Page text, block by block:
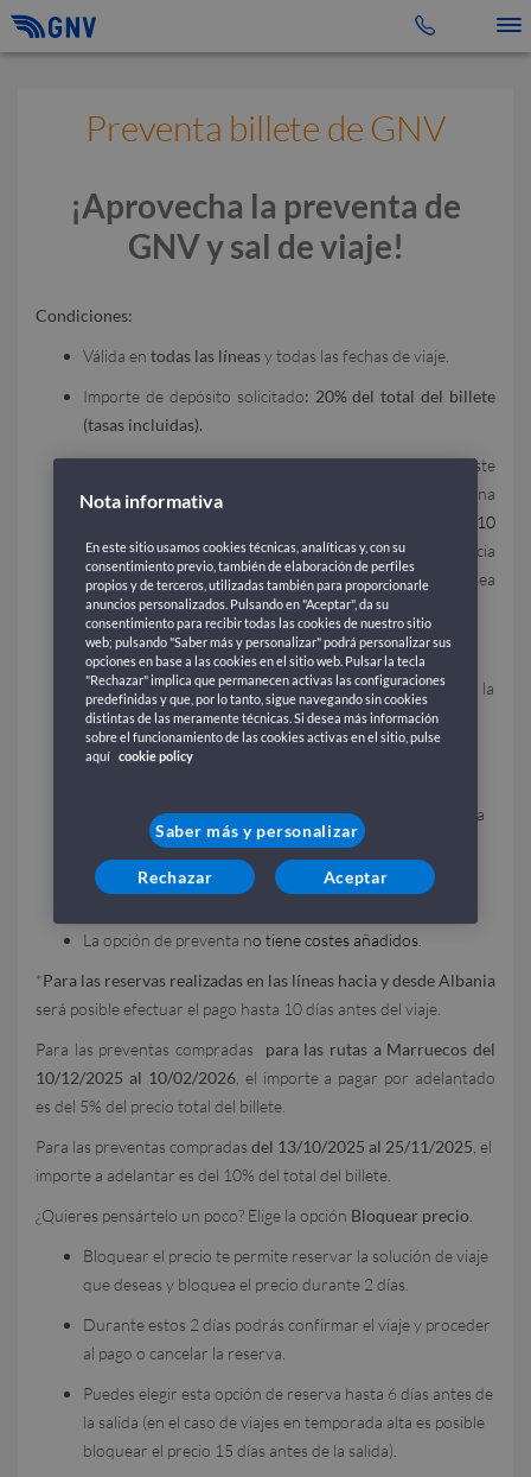
Preventa billete de GNV
¡Aprovecha la preventa de
GNV y sal de viaje!
Condiciones:
Válida en todas las líneasy todas las fechas de viaje.
Importe de depósito solicitado: 20% del total del billete
(tasas incluidas).
La opción vence30 días antes del viaje*. Dentro de este
período, el proceso debe completarse mediante una
+39 010
2094591(no se acepta PayPal), o a través de una agencia
de viajes, siempre que el 80% restante del importe sea
saldado.
El importe mínimo del anticipo es de 50 €.
Ninguna de las partes de la opción podrá modificarse en la
fase de conversión.
Una vez convertida en billete, seguirá las reglas de
Generales. Las penalizaciones por cancelación aplicadas a
los billetes adquiridos en modalidad de preventa
dependerán de las políticas vigentes en el momento del
saldo y, por tanto, de la conversión en billete definitivo.
La opción de preventa no tiene costes añadidos.
*Para las reservas realizadas en las líneas hacia y desde Albania
será posible efectuar el pago hasta 10 días antes del viaje.
Para las preventas compradas para las rutas a Marruecos del
10/12/2025 al 10/02/2026, el importe a pagar por adelantado
es del 5% del precio total del billete.
Para las preventas compradas del 13/10/2025 al 25/11/2025 , el
importe a adelantar es del 10% del total del billete.
¿Quieres pensártelo un poco? Elige la opción Bloquear precio
Bloquear el precio te permite reservar la solución de viaje
que deseas y bloquea el precio durante 2 días.
Durante estos 2 días podrás confirmar el viaje y proceder
al pago o cancelar la reserva.
Puedes elegir esta opción de reserva hasta 6 días antes de
la salida (en el caso de viajes en temporada alta es posible
bloquear el precio 15 días antes de la salida).
Nota informativa
En este sitio usamos cookies técnicas, analíticas y, con su
consentimiento previo, también de elaboración de perfiles
propios y de terceros, utilizadas también para proporcionarle
anuncios personalizados. Pulsando en "Aceptar", da su
consentimiento para recibir todas las cookies de nuestro sitio
web; pulsando "Saber más y personalizar" podrá personalizar sus
opciones en base a las cookies en el sitio web. Pulsar la tecla
"Rechazar" implica que permanecen activas las configuraciones
predefinidas y que, por lo tanto, sigue navegando sin cookies
distintas de las meramente técnicas. Si desea más información
sobre el funcionamiento de las cookies activas en el sitio, pulse
aquí cookie policy
Saber más y personalizar
Rechazar Aceptar